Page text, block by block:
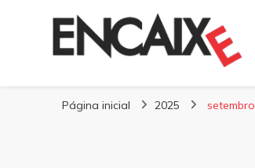
Blog Encaixe
Página inicial 2025 setembro